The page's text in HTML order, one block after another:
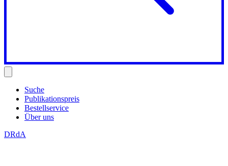
Suche
Publikationspreis
Bestellservice
Über uns
DRdA